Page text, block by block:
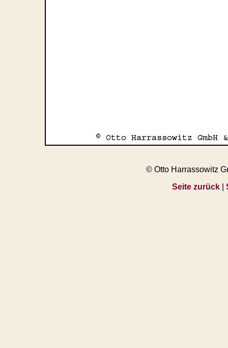
© Otto Harrassowitz
Seite zurück|